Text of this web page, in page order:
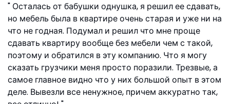
Осталась от бабушки однушка, я решил ее сдавать,
но мебель была в квартире очень старая и уже ни на
что не годная. Подумал и решил что мне проще
сдавать квартиру вообще без мебели чем с такой,
поэтому и обратился в эту компанию. Что я могу
сказать грузчики меня просто поразили. Трезвые, а
самое главное видно что у них большой опыт в этом
деле. Вывезли все ненужное, причем аккуратно так,